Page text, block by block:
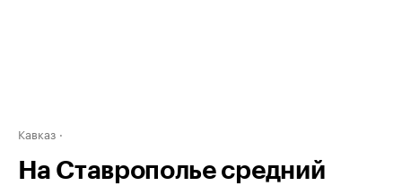
Кавказ
На Ставрополье средний